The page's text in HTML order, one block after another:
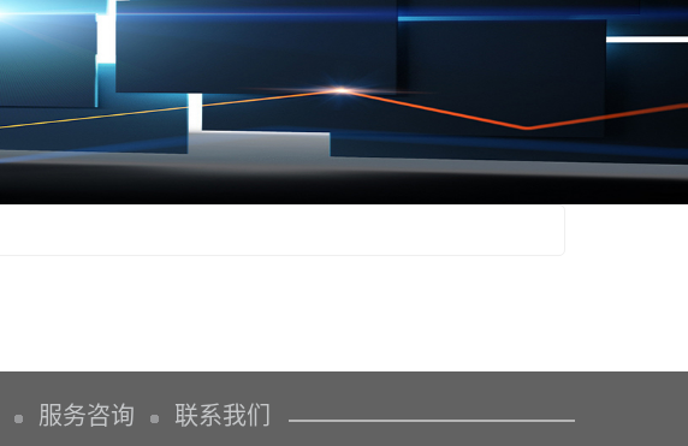
服务咨询 联系我们